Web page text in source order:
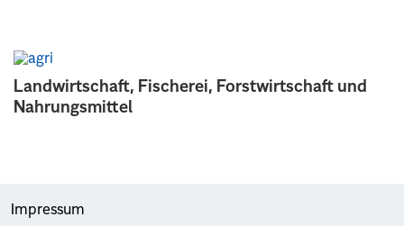
Landwirtschaft, Fischerei, Forstwirtschaft und
Nahrungsmittel
Impressum